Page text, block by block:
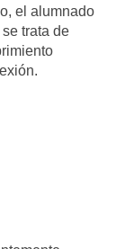
el alumnado
trata de